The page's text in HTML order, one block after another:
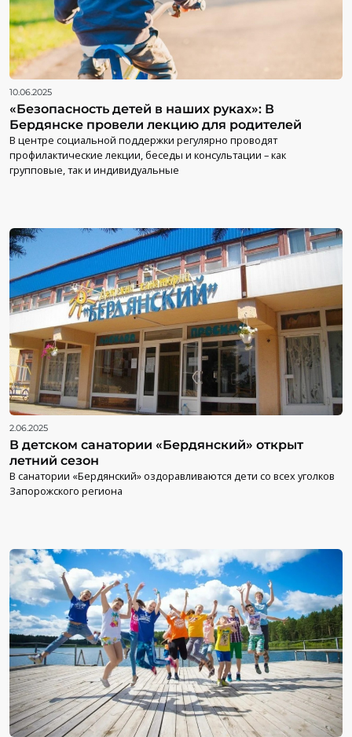
10.06.2025
«Безопасность детей в наших руках»: В
Бердянске провели лекцию для родителей
В центре социальной поддержки регулярно проводят
профилактические лекции, беседы и консультации – как
групповые, так и индивидуальные
2.06.2025
В детском санатории «Бердянский» открыт
летний сезон
В санатории «Бердянский» оздоравливаются дети со всех уголков
Запорожского региона